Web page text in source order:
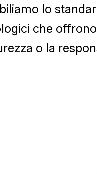
lo
che
o la